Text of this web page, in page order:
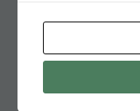
destacar que